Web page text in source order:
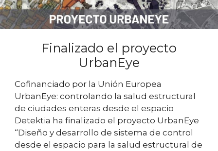
Finalizado el proyecto
UrbanEye
Cofinanciado por la Unión Europea
UrbanEye: controlando la salud estructural
de ciudades enteras desde el espacio
Detektia ha finalizado el proyecto UrbanEye
“Diseño y desarrollo de sistema de control
desde el espacio para la salud estructural de